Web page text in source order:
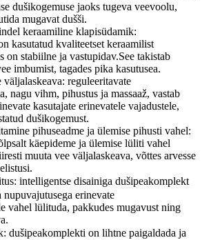
dušikogemuse jaoks tugeva veevoolu,
mugavat dušši.
keraamiline klapisüdamik:
kasutatud kvaliteetset keraamilist
on stabiilne ja vastupidav.See takistab
imbumist, tagades pika kasutusea.
reguleeritavate
nagu vihm, pihustus ja massaaž, vastab
kasutajate erinevatele vajadustele,
dušikogemust.
pihuseadme ja ülemise pihusti vahel:
käepideme ja ülemise lüliti vahel
muuta vee väljalaskeava, võttes arvesse
intelligentse disainiga dušipeakomplekt
erinevate
vahel lülituda, pakkudes mugavust ning
dušipeakomplekti on lihtne paigaldada ja